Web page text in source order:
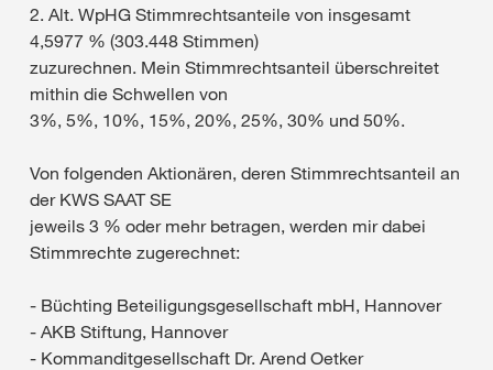
2. Alt. WpHG Stimmrechtsanteile von insgesamt
4,5977 % (303.448 Stimmen)
zuzurechnen. Mein Stimmrechtsanteil überschreitet
mithin die Schwellen von
3%, 5%, 10%, 15%, 20%, 25%, 30% und 50%.
Von folgenden Aktionären, deren Stimmrechtsanteil an
der KWS SAAT SE
jeweils 3 % oder mehr betragen, werden mir dabei
Stimmrechte zugerechnet:
- Büchting Beteiligungsgesellschaft mbH, Hannover
- AKB Stiftung, Hannover
- Kommanditgesellschaft Dr. Arend Oetker